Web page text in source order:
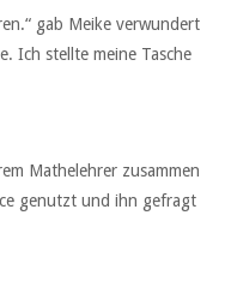
gab Meike verwundert
Ich stellte meine Tasche
Mathelehrer zusammen
genutzt und ihn gefragt